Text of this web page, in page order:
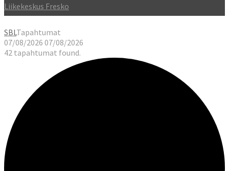
Liikekeskus Fresko
SBLTapahtumat
07/08/2026 07/08/2026
42 tapahtumat found.